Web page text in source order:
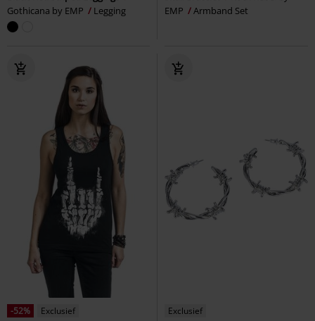
Gothicana by EMP
Legging
EMP
Armband Set
-52%
Exclusief
Exclusief